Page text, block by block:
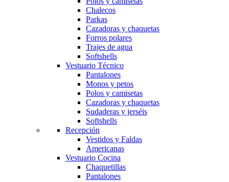
Chalecos
Parkas
Cazadoras y chaquetas
Forros polares
Trajes de agua
Softshells
Vestuario Técnico
Pantalones
Monos y petos
Polos y camisetas
Cazadoras y chaquetas
Sudaderas y jerséis
Softshells
Recepción
Vestidos y Faldas
Americanas
Vestuario Cocina
Chaquetillas
Pantalones